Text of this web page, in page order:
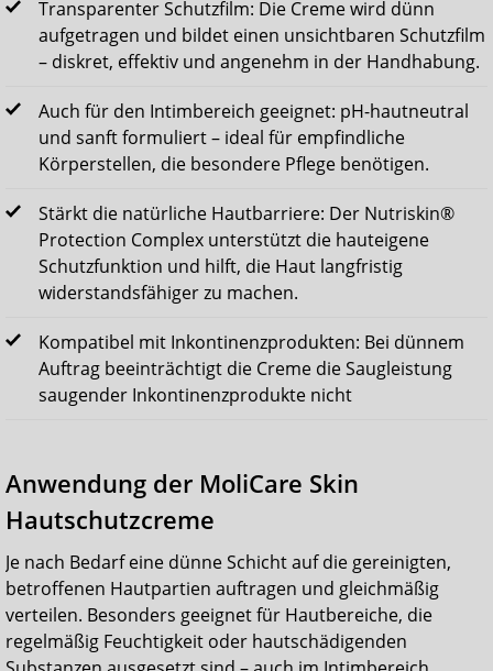
Transparenter Schutzfilm: Die Creme wird dünn
aufgetragen und bildet einen unsichtbaren Schutzfilm
– diskret, effektiv und angenehm in der Handhabung.
Auch für den Intimbereich geeignet: pH-hautneutral
und sanft formuliert – ideal für empfindliche
Körperstellen, die besondere Pflege benötigen.
Stärkt die natürliche Hautbarriere: Der Nutriskin®
Protection Complex unterstützt die hauteigene
Schutzfunktion und hilft, die Haut langfristig
widerstandsfähiger zu machen.
Kompatibel mit Inkontinenzprodukten: Bei dünnem
Auftrag beeinträchtigt die Creme die Saugleistung
saugender Inkontinenzprodukte nicht
Anwendung der MoliCare Skin
Hautschutzcreme
Je nach Bedarf eine dünne Schicht auf die gereinigten,
betroffenen Hautpartien auftragen und gleichmäßig
verteilen. Besonders geeignet für Hautbereiche, die
regelmäßig Feuchtigkeit oder hautschädigenden